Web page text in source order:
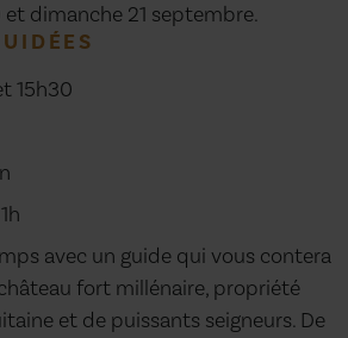
dimanche 21 septembre.
15h30
avec un guide qui vous contera
fort millénaire, propriété
et de puissants seigneurs. De